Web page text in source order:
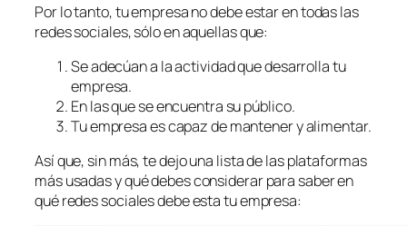
Por lo tanto, tu empresa no debe estar en todas las
redes sociales, sólo en aquellas que:
Se adecúan a la actividad que desarrolla tu
empresa.
En las que se encuentra su público.
Tu empresa es capaz de mantener y alimentar.
Así que, sin más, te dejo una lista de las plataformas
más usadas y qué debes considerar para saber en
qué redes sociales debe esta tu empresa: